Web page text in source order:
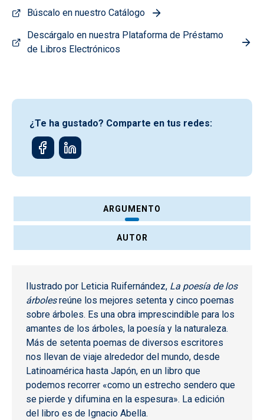
Búscalo en nuestro Catálogo
Descárgalo en nuestra Plataforma de Préstamo
de Libros Electrónicos
¿Te ha gustado? Comparte en tus redes:
ARGUMENTO
AUTOR
Ilustrado por Leticia Ruifernández, La poesía de los
árbolesreúne los mejores setenta y cinco poemas
sobre árboles. Es una obra imprescindible para los
amantes de los árboles, la poesía y la naturaleza.
Más de setenta poemas de diversos escritores
nos llevan de viaje alrededor del mundo, desde
Latinoamérica hasta Japón, en un libro que
podemos recorrer «como un estrecho sendero que
se pierde y difumina en la espesura». La edición
del libro es de Ignacio Abella.